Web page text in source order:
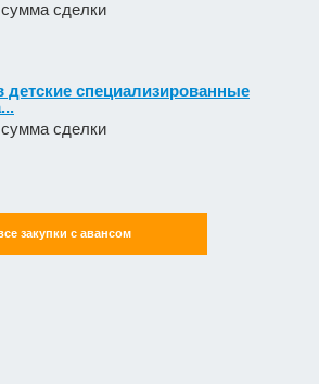
сделки
детские специализированные
сделки
закупки с авансом